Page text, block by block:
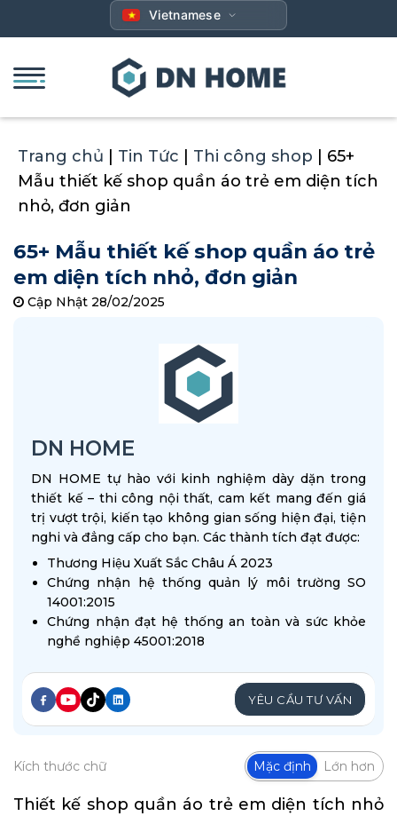
qua
dung
Vietnamese
Trang chủ Tin Tức Thi công shop
65+
Mẫu thiết kế shop quần áo trẻ em diện tích
nhỏ, đơn giản
65+ Mẫu thiết kế shop quần áo trẻ
em diện tích nhỏ, đơn giản
Cập Nhật 28/02/2025
DN HOME
DN HOME tự hào với kinh nghiệm dày dặn trong
thiết kế – thi công nội thất, cam kết mang đến giá
trị vượt trội, kiến tạo không gian sống hiện đại, tiện
nghi và đẳng cấp cho bạn. Các thành tích đạt được:
Thương Hiệu Xuất Sắc Châu Á 2023
Chứng nhận hệ thống quản lý môi trường SO
14001:2015
Chứng nhận đạt hệ thống an toàn và sức khỏe
nghề nghiệp 45001:2018
YÊU CẦU TƯ VẤN
Kích thước chữ Mặc định Lớn hơn
Thiết kế shop quần áo trẻ em diện tích nhỏ